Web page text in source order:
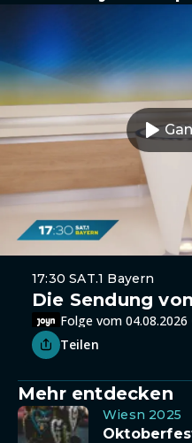
17:30 SAT.1 Bayern
Die Sendung
Folge vom 04.08.2026
Teilen
Mehr entdecken
Wiesn 2025